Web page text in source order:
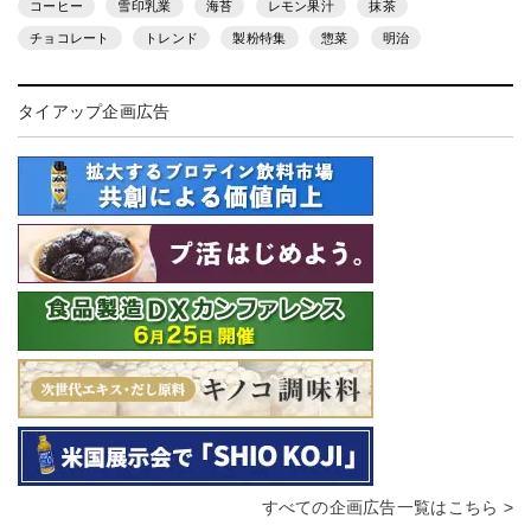
コーヒー 雪印乳業 海苔 レモン果汁 抹茶
チョコレート トレンド 製粉特集 惣菜 明治
タイアップ企画広告
すべての企画広告一覧はこちら >